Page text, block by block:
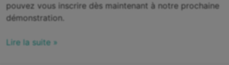
pouvez vous inscrire dès maintenant à notre prochaine
démonstration.
Lire la suite »